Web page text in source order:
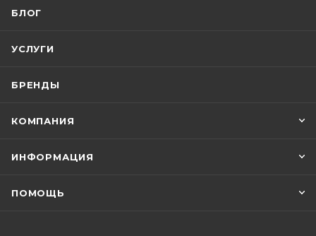
БЛОГ
УСЛУГИ
БРЕНДЫ
КОМПАНИЯ
ИНФОРМАЦИЯ
ПОМОЩЬ